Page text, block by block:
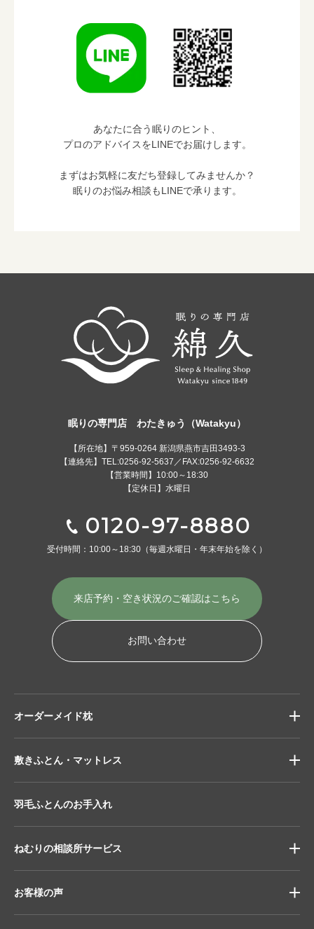
あなたに合う眠りのヒント、
プロのアドバイスをLINEでお届けします。
まずはお気軽に友だち登録してみませんか？
眠りのお悩み相談もLINEで承ります。
眠りの専門店 わたきゅう（Watakyu）
【所在地】〒959-0264 新潟県燕市吉田3493-3
【連絡先】TEL:0256-92-5637／FAX:0256-92-6632
【営業時間】10:00～18:30
【定休日】水曜日
0120-97-8880
受付時間：10:00～18:30 （毎週水曜日・年末年始を除く）
来店予約・空き状況のご確認はこちら
お問い合わせ
オーダーメイド枕
敷きふとん・マットレス
羽毛ふとんのお手入れ
ねむりの相談所サービス
お客様の声